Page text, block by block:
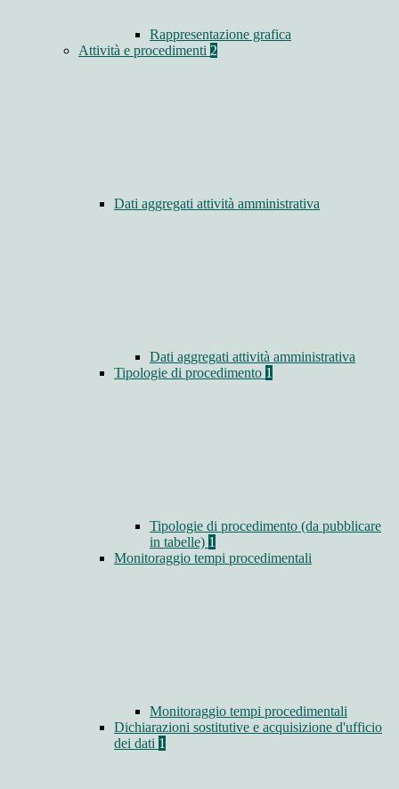
Rappresentazione grafica
Attività e procedimenti 2
Dati aggregati attività amministrativa
Dati aggregati attività amministrativa
Tipologie di procedimento 1
Tipologie di procedimento (da pubblicare
in tabelle) 1
Monitoraggio tempi procedimentali
Monitoraggio tempi procedimentali
Dichiarazioni sostitutive e acquisizione d'ufficio
dei dati 1